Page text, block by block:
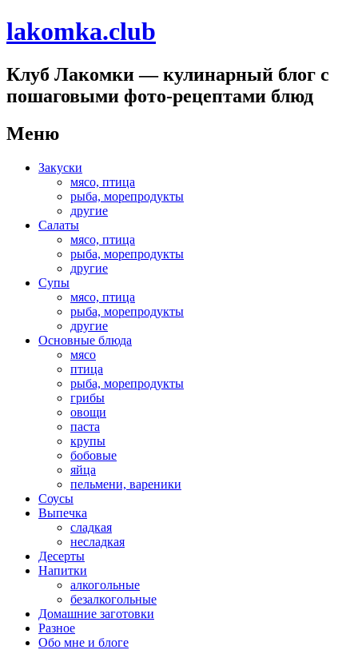
lakomka.club
Клуб Лакомки — кулинарный блог с
пошаговыми фото-рецептами блюд
Меню
Перейти
содержимому
Закуски
мясо, птица
рыба, морепродукты
другие
Салаты
мясо, птица
рыба, морепродукты
другие
Супы
мясо, птица
рыба, морепродукты
другие
Основные блюда
мясо
птица
рыба, морепродукты
грибы
овощи
паста
крупы
бобовые
яйца
пельмени, вареники
Соусы
Выпечка
сладкая
несладкая
Десерты
Напитки
алкогольные
безалкогольные
Домашние заготовки
Разное
Обо мне и блоге